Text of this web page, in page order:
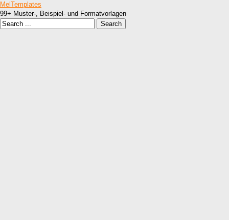
MelTemplates
99+ Muster-, Beispiel- und Formatvorlagen